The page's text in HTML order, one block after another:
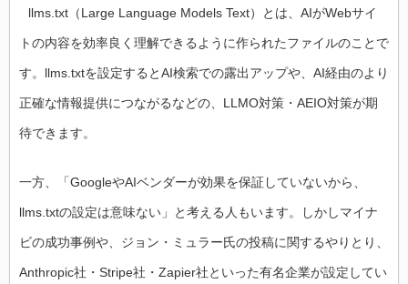
llms.txt（Large Language Models Text）とは、AIがWebサイ
トの内容を効率良く理解できるように作られたファイルのことで
す。llms.txtを設定するとAI検索での露出アップや、AI経由のより
正確な情報提供につながるなどの、LLMO対策・AEIO対策が期
待できます。
一方、「GoogleやAIベンダーが効果を保証していないから、
llms.txtの設定は意味ない」と考える人もいます。しかしマイナ
ビの成功事例や、ジョン・ミュラー氏の投稿に関するやりとり、
Anthropic社・Stripe社・Zapier社といった有名企業が設定してい